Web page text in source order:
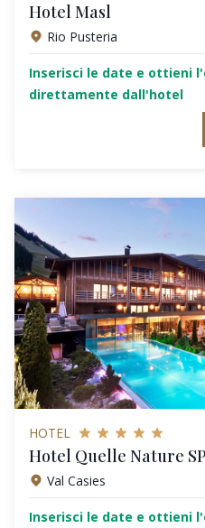
Hotel Masl
Rio Pusteria
Inserisci le date e ottieni
direttamente dall'hotel
HOTEL
Hotel Quelle Nature
Val Casies
Inserisci le date e ottieni